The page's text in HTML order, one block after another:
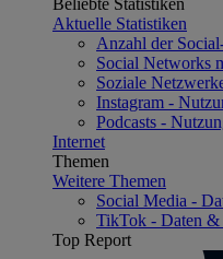
Aktuelle Statistiken
Anzahl der
Social Networks
Soziale
Instagram -
Podcasts -
Internet
Themen
Weitere Themen
Social Media -
TikTok - Daten &
Top Report